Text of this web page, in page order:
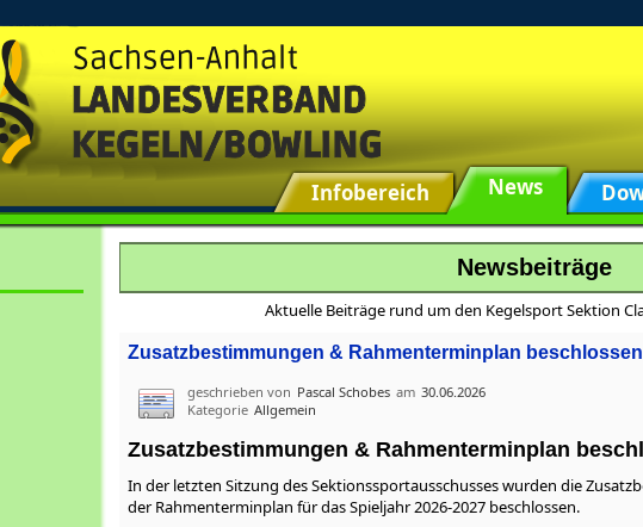
News
Infobereich
Newsbeiträge
Aktuelle Beiträge rund um den Kegelsport Sektion
Zusatzbestimmungen & Rahmenterminplan beschlossen
geschrieben von Pascal Schobes am 30.06.2026
Kategorie Allgemein
Zusatzbestimmungen & Rahmenterminplan
In der letzten Sitzung des Sektionssportausschusses wurden die
der Rahmenterminplan für das Spieljahr 2026-2027 beschlossen.